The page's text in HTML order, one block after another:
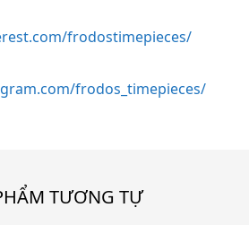
frodostimepieces/
frodos_timepieces/
TƯƠNG TỰ